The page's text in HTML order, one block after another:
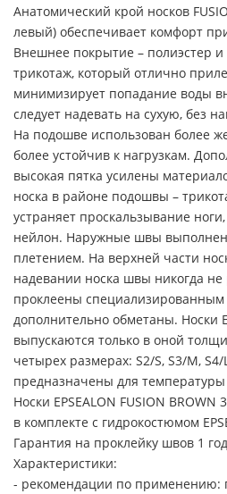
Анатомический крой носков
левый) обеспечивает комфорт
Внешнее покрытие – полиэстер и
трикотаж, который отлично
минимизирует попадание воды
следует надевать на сухую, без
На подошве использован более
более устойчив к нагрузкам.
высокая пятка усилены
носка в районе подошвы –
устраняет проскальзывание
нейлон. Наружные швы
плетением. На верхней части
надевании носка швы никогда не
проклеены
дополнительно обметаны. Носки
выпускаются только в оной
четырех размерах: S2/S, S3/M, S4/
предназначены для
Носки EPSEALON FUSION
в комплекте с гидрокостюмом
Гарантия на проклейку швов 1
Характеристики:
- рекомендации по применению: